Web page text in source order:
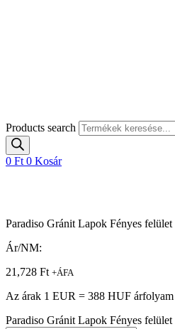
Products search
0 Ft 0 Kosár
Paradiso Gránit Lapok Fényes
Ár/NM:
21,728 Ft +ÁFA
Az árak 1 EUR = 388 HUF árfolyam
Paradiso Gránit Lapok Fényes